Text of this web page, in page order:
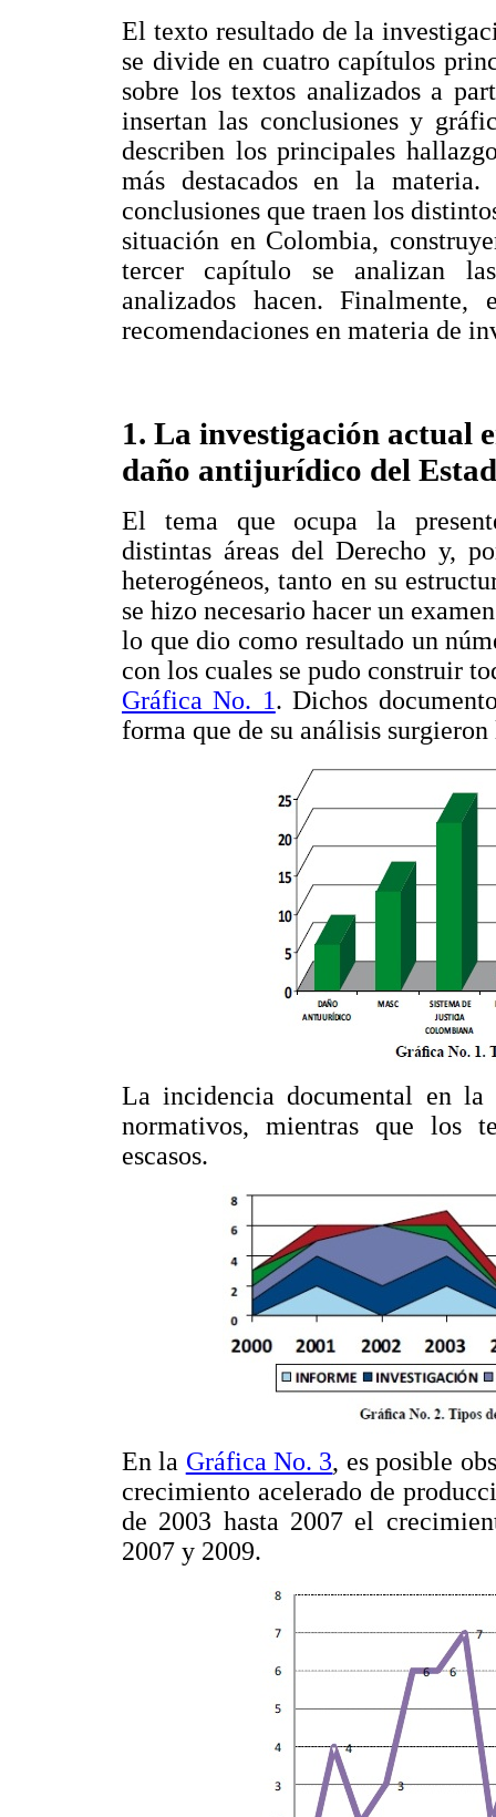
El texto resultado de la
se divide en cuatro capítulos
sobre los textos analizados a
insertan las conclusiones y
describen los principales
más destacados en la
conclusiones que traen los
situación en Colombia,
tercer capítulo se analizan
analizados hacen.
recomendaciones en materia de
1. La investigación actual
daño antijurídico del
El tema que ocupa la
distintas áreas del Derecho y,
heterogéneos, tanto en su
se hizo necesario hacer un
lo que dio como resultado un
con los cuales se pudo construir
Gráfica No. 1. Dichos
forma que de su análisis
La incidencia documental en la
normativos, mientras que los
escasos.
En la Gráfica No. 3, es posible
crecimiento acelerado de
de 2003 hasta 2007 el
2007 y 2009.